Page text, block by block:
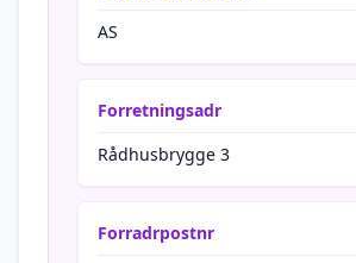
AS
Forretningsadr
Rådhusbrygge 3
Forradrpostnr